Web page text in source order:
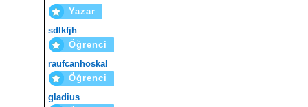
Yazar
sdlkfjh
Öğrenci
raufcanhoskal
Öğrenci
gladius